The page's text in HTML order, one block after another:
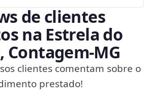
de clientes
na Estrela do
clientes comentam sobre o
prestado!